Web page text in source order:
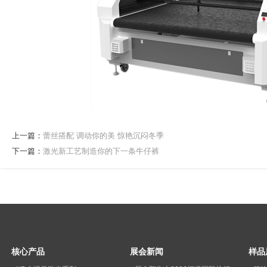
上一篇： 蕾丝搭配 调动你的美 惊艳沉闷冬季
下一篇： 激光新工艺制造你的下一条牛仔裤
核心产品 展会新闻 样品